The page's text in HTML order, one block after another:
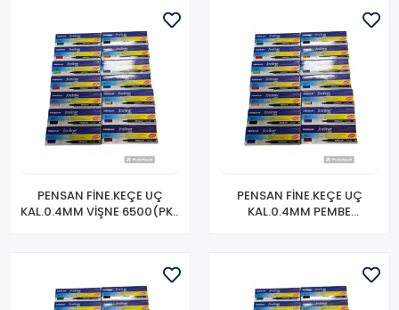
PENSAN FİNE.KEÇE UÇ
KAL.0.4MM VİŞNE 6500(PK-
PENSAN FİNE.KEÇE UÇ
KAL.0.4MM PEMBE